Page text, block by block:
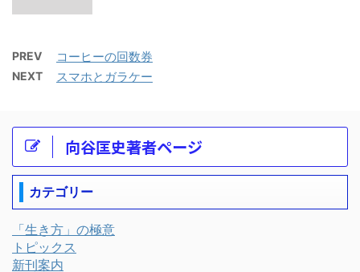
PREV コーヒーの回数券
NEXT スマホとガラケー
向谷匡史著者ページ
カテゴリー
「生き方」の極意
トピックス
新刊案内